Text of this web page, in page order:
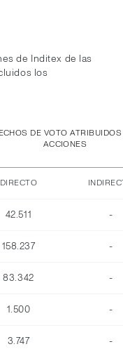
de Inditex de las
los
DE VOTO
ACCIONES
DIRECTO
42.511 -
158.237 -
83.342 -
1.500 -
3.747 -